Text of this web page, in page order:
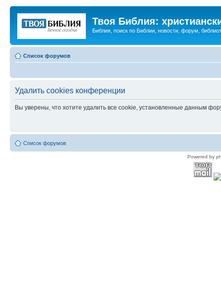
Твоя Библия:
Библия, поиск по Библии, новости, форум,
Список форумов
Удалить cookies конференции
Вы уверены, что хотите удалить все cookie, установленные данным
Список форумов
Powered by